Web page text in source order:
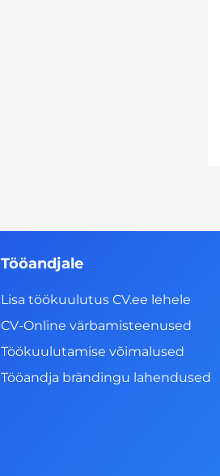
Tööandjale
Lisa töökuulutus CV.ee lehele
CV-Online värbamisteenused
Töökuulutamise võimalused
Tööandja brändingu lahendused